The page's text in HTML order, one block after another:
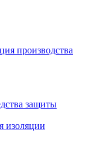
производства
защиты
изоляции